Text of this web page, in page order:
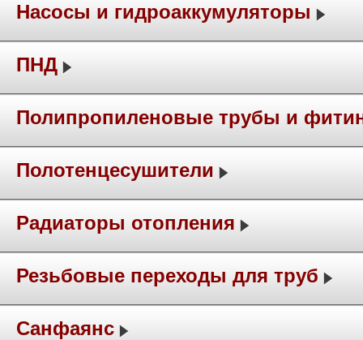
Насосы и гидроаккумуляторы
ПНД
Полипропиленовые трубы и
Полотенцесушители
Радиаторы отопления
Резьбовые переходы для труб
Санфаянс